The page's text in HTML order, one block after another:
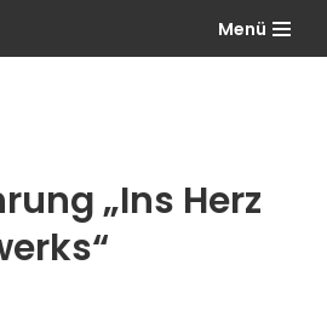
Menü
„Ins Herz